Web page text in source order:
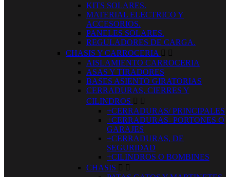
KITS SOLARES.
MATERIAL ELECTRICO Y
ACCESORIOS.
PANELES SOLARES.
REGULADORES DE CARGA.
CHASIS Y CARROCERIA  
AISLAMIENTO CARROCERIA
ASAS Y TIRADORES
BASES ASIENTO GIRATORIAS
CERRADURAS, CIERRES Y
CILINDROS  
+CERRADURAS/ PRINCIPALES
+CERRADURAS- PORTONES O
GARAJES
+CERRADURAS, DE
SEGURIDAD
+CILINDROS O BOMBINES
CHASIS  